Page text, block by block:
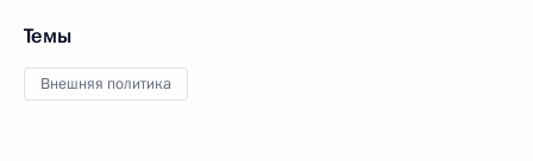
Темы
Внешняя политика